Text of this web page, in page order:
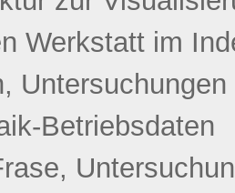
Werkstatt im
Betriebsdaten